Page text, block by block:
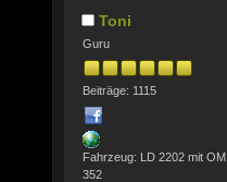
Toni
Guru
Beiträge: 1115
Fahrzeug: LD 2202 mit OM
352